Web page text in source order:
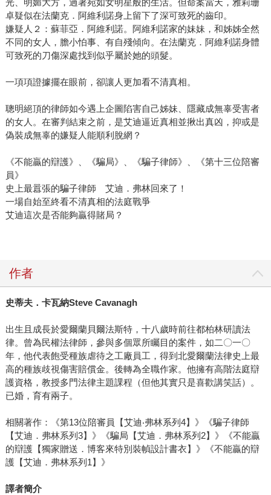
光、明媚大方，過著宛如女明星般的生活。但命案當天，雅莉珊
卓疑似在法蘭克．阿維利諾身上留下了深可致死的齒印。
嫌疑人２：蘇菲亞．阿維利諾。阿維利諾家的妹妹，和姊姊全然
不同的女人，膽小怕事、有自殘傾向。在法蘭克．阿維利諾身體
可致死的刀傷深處找到似乎屬於她的頭髮。
一項項證據擺在眼前，卻讓人更加看不清真相。
聰明絕頂的律師如今遇上企圖陷害自己姊妹、隱藏成無辜受害者
的女人。在審判結束之前，是艾迪逼近真相並揪出真凶，抑或是
偽裝成無辜的嫌疑人能順利脫網？
《不能贏的辯護》、《騙局》、《騙子律師》、《第十三位陪審
員》
史上最囂張的騙子律師 艾迪．弗林回來了！
一場自始至終看不清真相的法庭戰爭
艾迪這次是否能夠贏得賭局？
作者
史蒂夫．卡瓦納Steve Cavanagh
出生且成長於愛爾蘭貝爾法斯特，十八歲時前往都柏林研讀法
律。曾為民權法律師，參與多個眾所矚目的案件，如二〇一〇
年，他代表飽受種族虐待之工廠員工，得到北愛爾蘭法律史上最
高的種族歧視傷害賠償金。後轉為全職作家。他擁有高階法庭辯
護資格，教授多門法律主題課程（但他其實只是喜歡講笑話）。
已婚，育有兩子。
相關著作：《第13位陪審員【艾迪‧弗林系列4】》《騙子律師
【艾迪．弗林系列3】》《騙局【艾迪．弗林系列2】》《不能贏
的辯護【獨家贈送．博客來特別裝幀設計書衣】》《不能贏的辯
護【艾迪．弗林系列1】》
譯者簡介